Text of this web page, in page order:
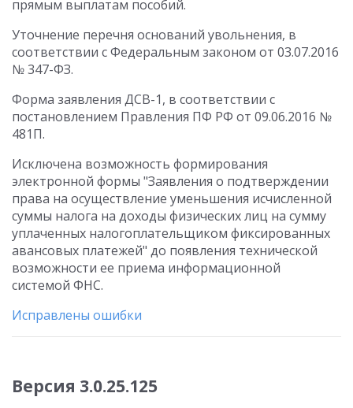
прямым выплатам пособий.
Уточнение перечня оснований увольнения, в
соответствии с Федеральным законом от 03.07.2016
№ 347-ФЗ.
Форма заявления ДСВ-1, в соответствии с
постановлением Правления ПФ РФ от 09.06.2016 №
481П.
Исключена возможность формирования
электронной формы "Заявления о подтверждении
права на осуществление уменьшения исчисленной
суммы налога на доходы физических лиц на сумму
уплаченных налогоплательщиком фиксированных
авансовых платежей" до появления технической
возможности ее приема информационной
системой ФНС.
Исправлены ошибки
Версия 3.0.25.125